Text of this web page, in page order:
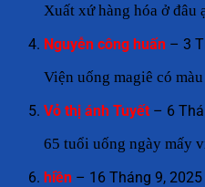
Xuất xứ hàng hóa ở đâu
Nguyễn công huấn – 3
Viện uống magiê có
Vỏ thị ánh Tuyết – 6
65 tuổi uống ngày mấy
hiền – 16 Tháng 9, 2025